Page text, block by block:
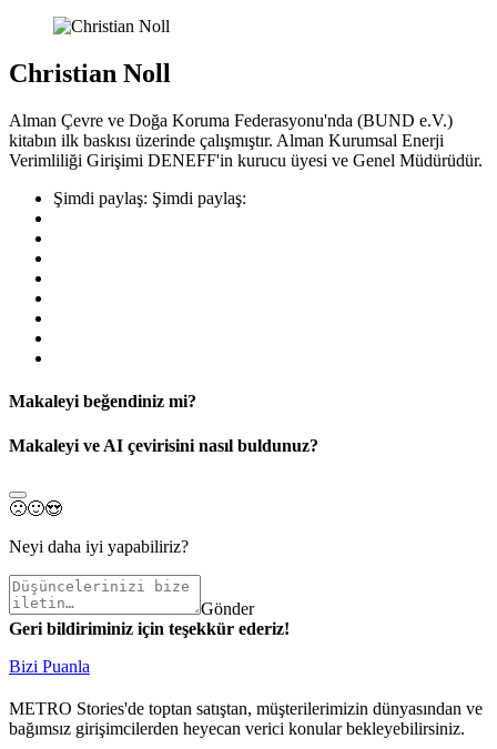
Christian Noll
Alman Çevre ve Doğa Koruma Federasyonu'nda (BUND e.V.)
kitabın ilk baskısı üzerinde çalışmıştır. Alman Kurumsal Enerji
Verimliliği Girişimi DENEFF'in kurucu üyesi ve Genel Müdürüdür.
Şimdi paylaş: Şimdi paylaş:
Makaleyi beğendiniz mi?
Makaleyi ve AI çevirisini nasıl buldunuz?
🙁🙂😍
Neyi daha iyi yapabiliriz?
Gönder
Geri bildiriminiz için teşekkür ederiz!
Bizi Puanla
METRO Stories'de toptan satıştan, müşterilerimizin dünyasından ve
bağımsız girişimcilerden heyecan verici konular bekleyebilirsiniz.